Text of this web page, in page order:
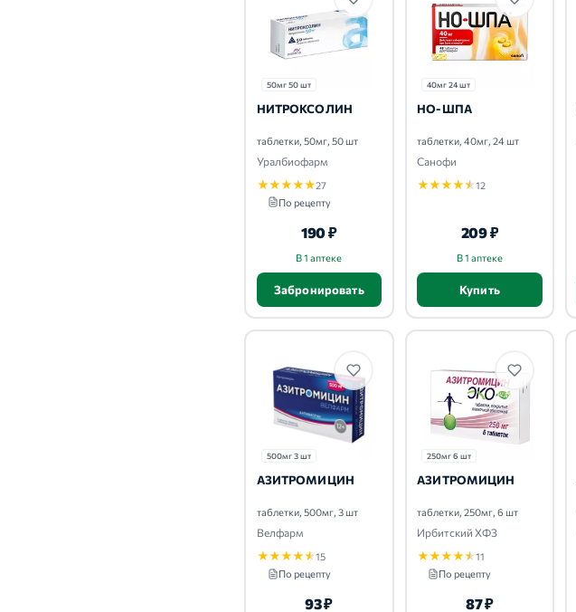
50мг 50 шт
НИТРОКСОЛИН
таблетки, 50мг, 50 шт
Уралбиофарм
★★★★★27
По рецепту
190 ₽
В 1 аптеке
Забронировать
40мг 24 шт
НО-ШПА
таблетки, 40мг, 24 шт
Санофи
★★★★★12
209 ₽
В 1 аптеке
Купить
500мг 3 шт
АЗИТРОМИЦИН
таблетки, 500мг, 3 шт
Велфарм
★★★★★15
По рецепту
93 ₽
250мг 6 шт
АЗИТРОМИЦИН
таблетки, 250мг, 6 шт
Ирбитский ХФЗ
★★★★★11
По рецепту
87 ₽